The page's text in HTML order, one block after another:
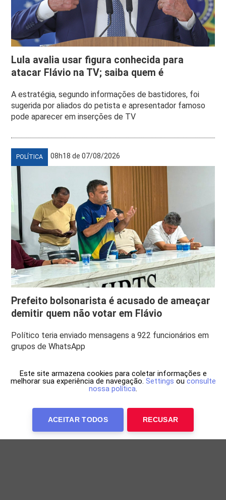
Lula avalia usar figura conhecida para
atacar Flávio na TV; saiba quem é
A estratégia, segundo informações de bastidores, foi
sugerida por aliados do petista e apresentador famoso
pode aparecer em inserções de TV
POLÍTICA 08h18 de 07/08/2026
Prefeito bolsonarista é acusado de ameaçar
demitir quem não votar em Flávio
Político teria enviado mensagens a 922 funcionários em
grupos de WhatsApp
Este site armazena cookies para coletar informações e
melhorar sua experiência de navegação. Settings ou consulte
nossa política.
ACEITAR TODOS RECUSAR